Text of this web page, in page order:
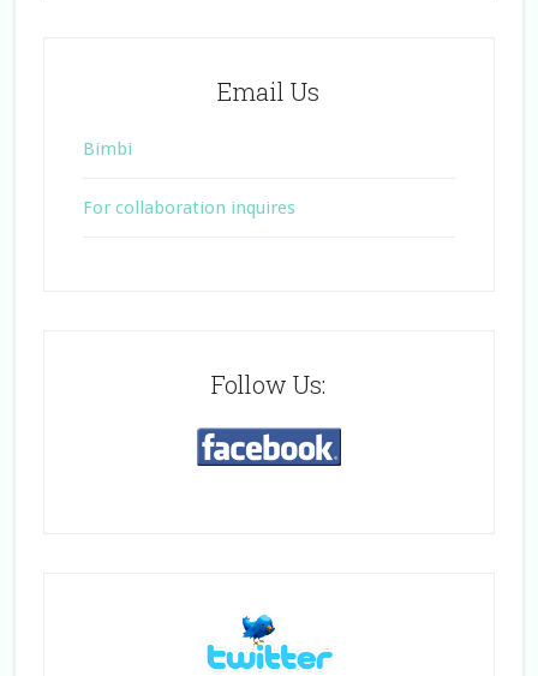
Email Us
Bimbi
For collaboration inquires
Follow Us: